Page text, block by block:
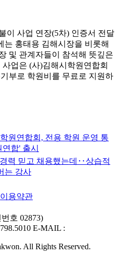
이 사업 연장(5차) 인증서 전달
는 홍태용 김해시장을 비롯해
및 관계자들이 참석해 뜻깊은
업은 (사)김해시학원연합회
부로 학원비를 무료로 지원하
원연합회, 전용 학원 운영 통
합' 출시
력 믿고 채용했는데‥상습적
는 강사
이용약관
호 02873)
E-MAIL :
All Rights Reserved.